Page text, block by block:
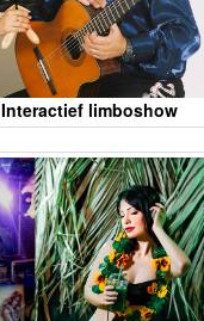
Interactief limboshow